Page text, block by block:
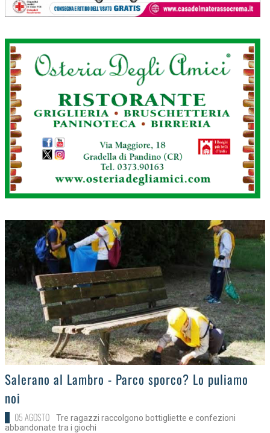
>
Salerano al Lambro - Parco sporco? Lo puliamo
noi
05 AGOSTO
Tre ragazzi raccolgono bottigliette e confezioni
abbandonate tra i giochi